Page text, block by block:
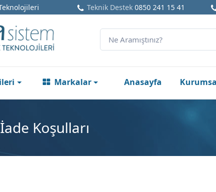
Teknik Destek 0850 241 15 41
Markalar Anasayfa
Koşulları